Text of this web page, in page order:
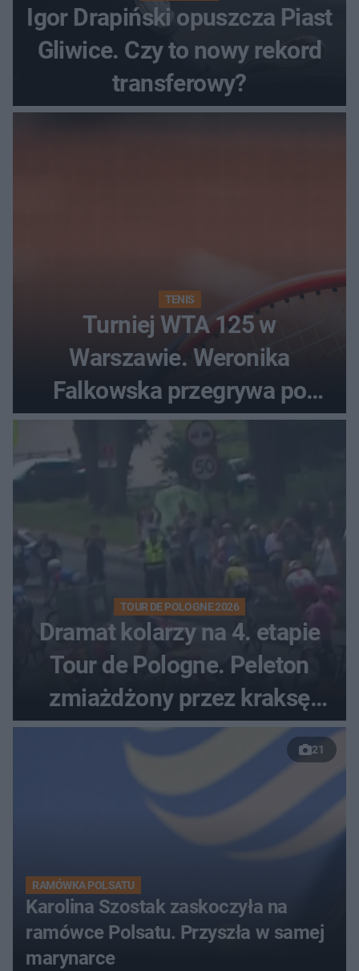
Igor Drapiński opuszcza Piast
Gliwice. Czy to nowy rekord
transferowy?
TENIS
Turniej WTA 125 w
Warszawie. Weronika
Falkowska przegrywa po
zaciętym boju
TOUR DE POLOGNE 2026
Dramat kolarzy na 4. etapie
Tour de Pologne. Peleton
zmiażdżony przez kraksę
przed Karpaczem
21
RAMÓWKA POLSATU
Karolina Szostak zaskoczyła na
ramówce Polsatu. Przyszła w samej
marynarce